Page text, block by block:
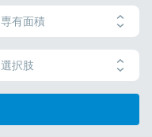
専有面積
選択肢